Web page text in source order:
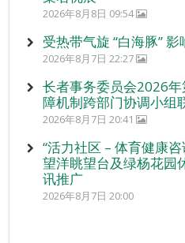
2026年8月8日 09:54
受热带气旋 “白海豚”
2026年8月7日 22:27
长者事务委员会2026
障机制跨部门协调小组
2026年8月7日 20:41
“活力社区 – 体育健康
望洋眺望台及绿杨花园
讯推广
2026年8月7日 20:00